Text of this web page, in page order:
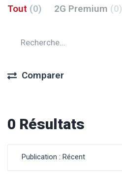
Tout (0) 2G Premium (0)
Comparer
0 Résultats
Publication : Récent